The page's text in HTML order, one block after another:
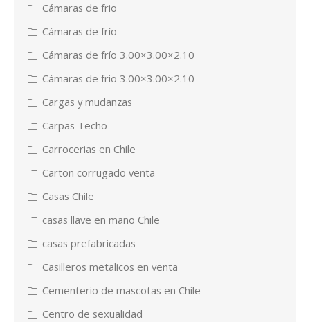
Cámaras de frio
Cámaras de frío
Cámaras de frío 3.00×3.00×2.10
Cámaras de frio 3.00×3.00×2.10
Cargas y mudanzas
Carpas Techo
Carrocerias en Chile
Carton corrugado venta
Casas Chile
casas llave en mano Chile
casas prefabricadas
Casilleros metalicos en venta
Cementerio de mascotas en Chile
Centro de sexualidad